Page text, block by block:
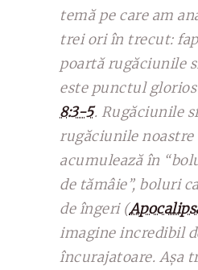
temă pe care am
trei ori în trecut:
poartă rugăciunile
este punctul
8:3-5. Rugăciunile
rugăciunile noastre
acumulează în
de tămâie”, boluri
de îngeri (
imagine incredibil
încurajatoare. Așa